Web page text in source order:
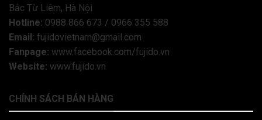
Bắc Từ Liêm, Hà Nội
Hotline: 0988 866 673 / 0966 355 588
Email: fujidovietnam@gmail.com
Fanpage: www.facebook.com/fujido.vn
Website: www.fujido.vn
CHÍNH SÁCH BÁN HÀNG